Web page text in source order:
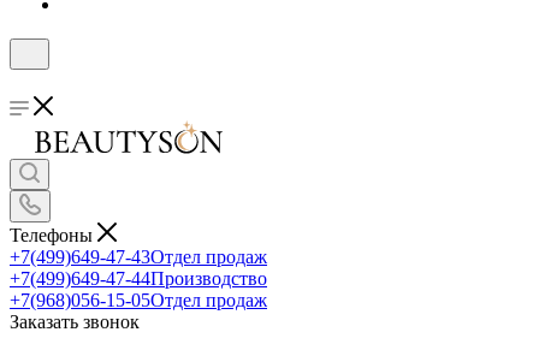
Телефоны
+7(499)649-47-43Отдел продаж
+7(499)649-47-44Производство
+7(968)056-15-05Отдел продаж
Заказать звонок